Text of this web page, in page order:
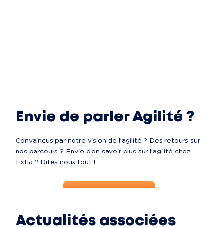
Envie de parler Agilité ?
Convaincus par notre vision de l’agilité ? Des retours sur
nos parcours ? Envie d’en savoir plus sur l’agilité chez
Extia ? Dites nous tout !
Actualités associées